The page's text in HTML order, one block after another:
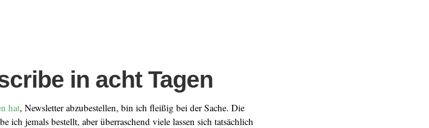
in acht Tagen
hat, Newsletter abzubestellen, bin ich fleißig bei der Sache. Die
ich jemals bestellt, aber überraschend viele lassen sich tatsächlich